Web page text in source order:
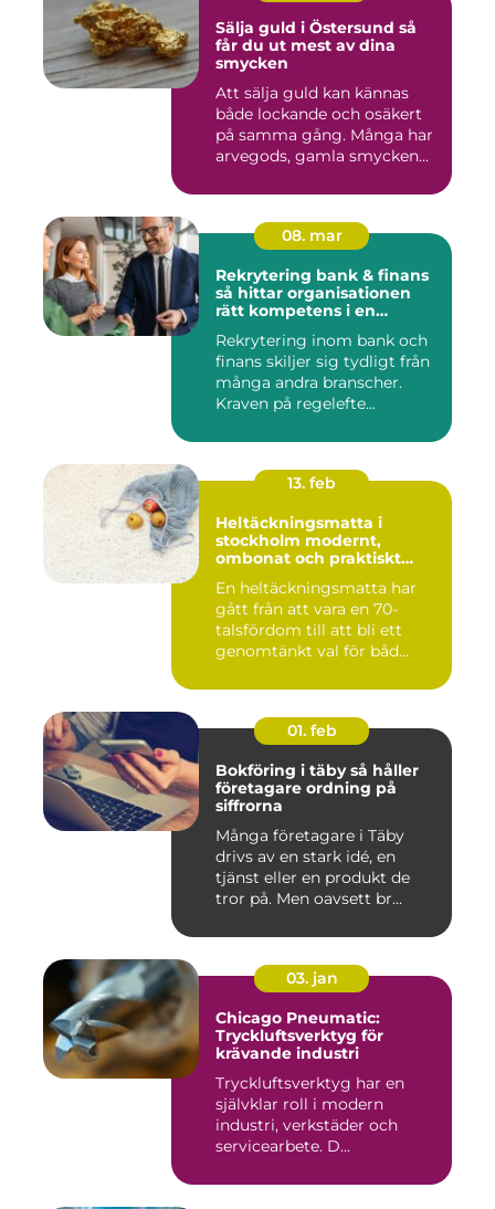
Sälja guld i Östersund så
får du ut mest av dina
smycken
Att sälja guld kan kännas
både lockande och osäkert
på samma gång. Många har
arvegods, gamla smycken...
08. mar
Rekrytering bank & finans
så hittar organisationen
rätt kompetens i en
Rekrytering inom bank och
finans skiljer sig tydligt från
många andra branscher.
Kraven på regelefte...
13. feb
Heltäckningsmatta i
stockholm modernt,
ombonat och praktiskt
En heltäckningsmatta har
gått från att vara en 70-
talsfördom till att bli ett
genomtänkt val för båd...
01. feb
Bokföring i täby så håller
företagare ordning på
siffrorna
Många företagare i Täby
drivs av en stark idé, en
tjänst eller en produkt de
tror på. Men oavsett br...
03. jan
Chicago Pneumatic:
Tryckluftsverktyg för
krävande industri
Tryckluftsverktyg har en
självklar roll i modern
industri, verkstäder och
servicearbete. D...